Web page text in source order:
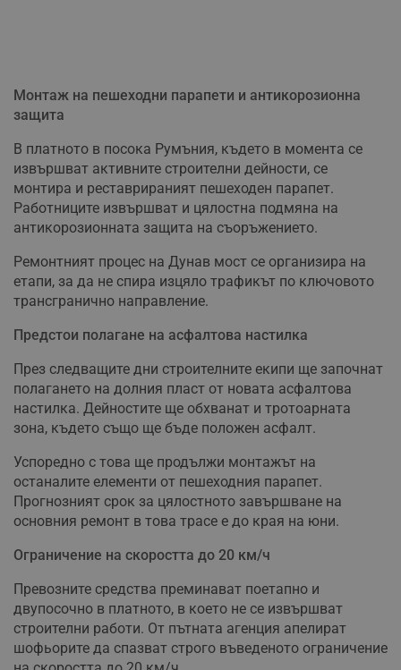
Монтаж на пешеходни парапети и антикорозионна
защита
В платното в посока Румъния, където в момента се
извършват активните строителни дейности, се
монтира и реставрираният пешеходен парапет.
Работниците извършват и цялостна подмяна на
антикорозионната защита на съоръжението.
Ремонтният процес на Дунав мост се организира на
етапи, за да не спира изцяло трафикът по ключовото
трансгранично направление.
Предстои полагане на асфалтова настилка
През следващите дни строителните екипи ще започнат
полагането на долния пласт от новата асфалтова
настилка. Дейностите ще обхванат и тротоарната
зона, където също ще бъде положен асфалт.
Успоредно с това ще продължи монтажът на
останалите елементи от пешеходния парапет.
Прогнозният срок за цялостното завършване на
основния ремонт в това трасе е до края на юни.
Ограничение на скоростта до 20 км/ч
Превозните средства преминават поетапно и
двупосочно в платното, в което не се извършват
строителни работи. От пътната агенция апелират
шофьорите да спазват строго въведеното ограничение